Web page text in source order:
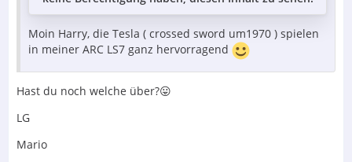
Moin Harry, die Tesla ( crossed sword um1970 ) spielen
in meiner ARC LS7 ganz hervorragend
Hast du noch welche über?😛
LG
Mario